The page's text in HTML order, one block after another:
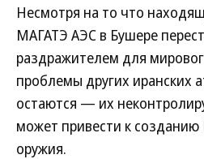
Несмотря на то что
МАГАТЭ АЭС в Бушере
раздражителем для
проблемы других иранских
остаются — их
может привести к
оружия.